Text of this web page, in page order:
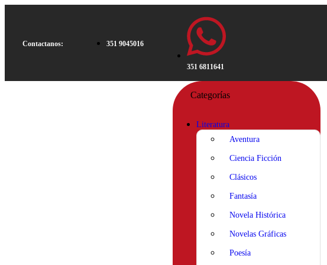
Contactanos: 351 9045016
351 6811641
Categorías
Literatura
Aventura
Ciencia Ficción
Clásicos
Fantasía
Novela Histórica
Novelas Gráficas
Poesía